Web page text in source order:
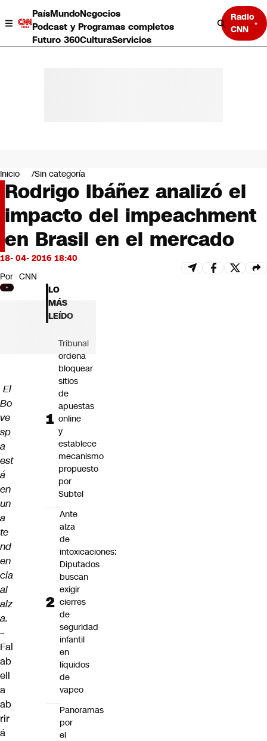
PaísMundoNegocios
Podcast y Programas completos
Futuro 360CulturaServicios
Radio
CNN
Negocios
Deportes
Programas completos
Cultura
Servicios
Bits
CNN tiempo
Futuro 360
Opinión
Inicio Sin categoría
Rodrigo Ibáñez analizó el
impacto del impeachment
en Brasil en el mercado
18- 04- 2016 18:40
Por CNN
El
Bo
ve
sp
a
est
á
en
un
a
te
nd
en
cia
al
alz
a.
–
Fal
ab
ell
a
ab
rir
á
LO
MÁS
LEÍDO
Tribunal
ordena
bloquear
sitios
de
apuestas
online
y
establece
mecanismo
propuesto
por
Subtel
Ante
alza
de
intoxicaciones:
Diputados
buscan
exigir
cierres
de
seguridad
infantil
en
líquidos
de
vapeo
Panoramas
por
el